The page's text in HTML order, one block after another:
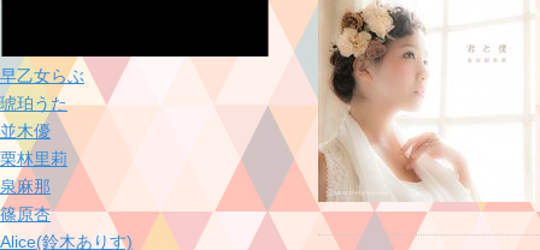
早乙女らぶ
琥珀うた
並木優
栗林里莉
泉麻那
篠原杏
Alice(鈴木ありす)